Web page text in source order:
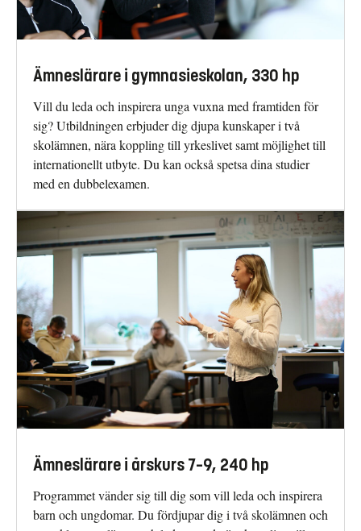
Ämneslärare i gymnasieskolan, 330 hp
Vill du leda och inspirera unga vuxna med framtiden för
sig? Utbildningen erbjuder dig djupa kunskaper i två
skolämnen, nära koppling till yrkeslivet samt möjlighet till
internationellt utbyte. Du kan också spetsa dina studier
med en dubbelexamen.
Ämneslärare i årskurs 7–9, 240 hp
Programmet vänder sig till dig som vill leda och inspirera
barn och ungdomar. Du fördjupar dig i två skolämnen och